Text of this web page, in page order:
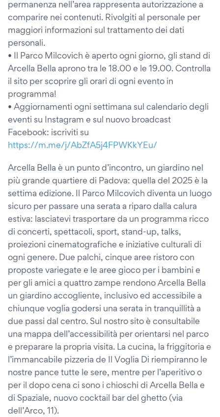
permanenza nell’area rappresenta autorizzazione a
comparire nei contenuti. Rivolgiti al personale per
maggiori informazioni sul trattamento dei dati
personali.
• Il Parco Milcovich è aperto ogni giorno, gli stand di
Arcella Bella aprono tra le 18.00 e le 19.00. Controlla
il sito per scoprire gli orari di ogni evento in
programma!
• Aggiornamenti ogni settimana sul calendario degli
eventi su Instagram e sul nuovo broadcast
Facebook: iscriviti su
https://m.me/j/AbZfA5j4FPWKkYEu/
Arcella Bella è un punto d’incontro, un giardino nel
più grande quartiere di Padova: quella del 2025 è la
settima edizione. Il Parco Milcovich diventa un luogo
sicuro per passare una serata a riparo dalla calura
estiva: lasciatevi trasportare da un programma ricco
di concerti, spettacoli, sport, stand-up, talks,
proiezioni cinematografiche e iniziative culturali di
ogni genere. Due palchi, cinque aree ristoro con
proposte variegate e le aree gioco per i bambini e
per gli amici a quattro zampe rendono Arcella Bella
un giardino accogliente, inclusivo ed accessibile a
chiunque voglia godersi una serata in tranquillità a
due passi dal centro. Sul nostro sito è consultabile
una mappa dell’accessibilità per orientarsi nel parco
e preparare la propria visita. La cucina, la friggitoria e
l’immancabile pizzeria de Il Voglia Di riempiranno le
nostre pance tutte le sere, mentre per l’aperitivo o
per il dopo cena ci sono i chioschi di Arcella Bella e
di Spaziale, nuovo cocktail bar del ghetto (via
dell’Arco, 11).